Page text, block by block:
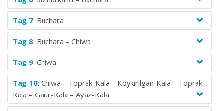
Tag 7: Buchara
Tag 8: Buchara – Chiwa
Tag 9: Chiwa
Tag 10: Chiwa – Toprak-Kala – Koykirilgan-Kala – Toprak-
Kala – Gaur-Kala – Ayaz-Kala